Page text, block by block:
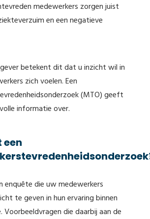
medewerkers zorgen juist
en een negatieve
betekent dit dat u inzicht wil in
zich voelen. Een
(MTO) geeft
informatie over.
een
enquête die uw medewerkers
te geven in hun ervaring binnen
Voorbeeldvragen die daarbij aan de